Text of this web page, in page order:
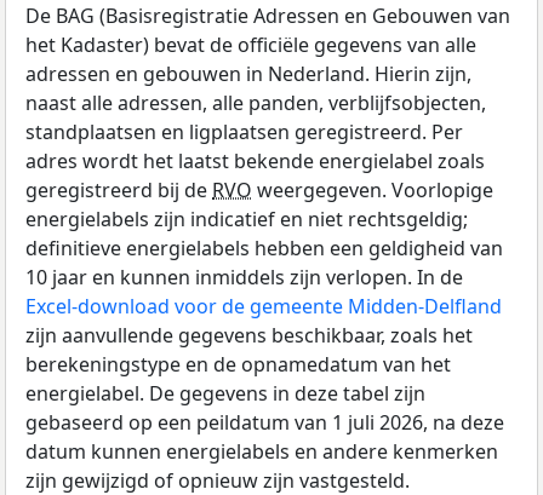
De BAG (Basisregistratie Adressen en Gebouwen van
het Kadaster) bevat de officiële gegevens van alle
adressen en gebouwen in Nederland. Hierin zijn,
naast alle adressen, alle panden, verblijfsobjecten,
standplaatsen en ligplaatsen geregistreerd. Per
adres wordt het laatst bekende energielabel zoals
geregistreerd bij de RVO weergegeven. Voorlopige
energielabels zijn indicatief en niet rechtsgeldig;
definitieve energielabels hebben een geldigheid van
10 jaar en kunnen inmiddels zijn verlopen. In de
Excel-download voor de gemeente Midden-Delfland
zijn aanvullende gegevens beschikbaar, zoals het
berekeningstype en de opnamedatum van het
energielabel. De gegevens in deze tabel zijn
gebaseerd op een peildatum van 1 juli 2026, na deze
datum kunnen energielabels en andere kenmerken
zijn gewijzigd of opnieuw zijn vastgesteld.